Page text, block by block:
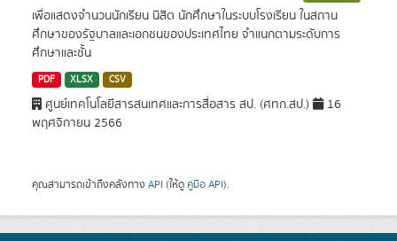
เพื่อแสดงจำนวนนักเรียน นิสิต นักศึกษาในระบบโรงเรียน ในสถาน
ศึกษาของรัฐบาลและเอกชนของประเทศไทย จำแนกตามระดับการ
ศึกษาและชั้น
PDF XLSX CSV
ศูนย์เทคโนโลยีสารสนเทศและการสื่อสาร สป. (ศทก.สป.)
16
พฤศจิกายน 2566
คุณสามารถเข้าถึงคลังทาง API (ให้ดู คู่มือ API).